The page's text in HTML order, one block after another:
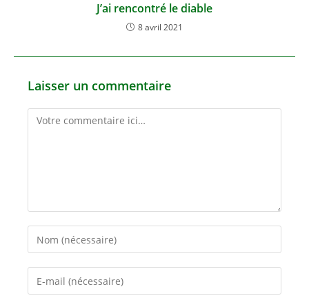
J’ai rencontré le diable
8 avril 2021
Laisser un commentaire
Comment
Enter
your
name
Enter
your